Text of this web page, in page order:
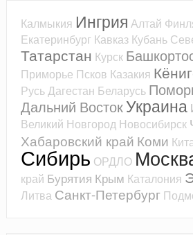
Калмыкия Ингрия Алтай
Екатеринбург Кавказ Кубань
Татарстан Курск
Приморье Псков Казакия
РусьДагестан Беларусь
Дальний ВостокУкраина
Великий Новгород Новосибирск
Хабаровский край Коми
Сибирь ОРДЛО
край Бурятия Крым Каталония
Литва Санкт-Петербург